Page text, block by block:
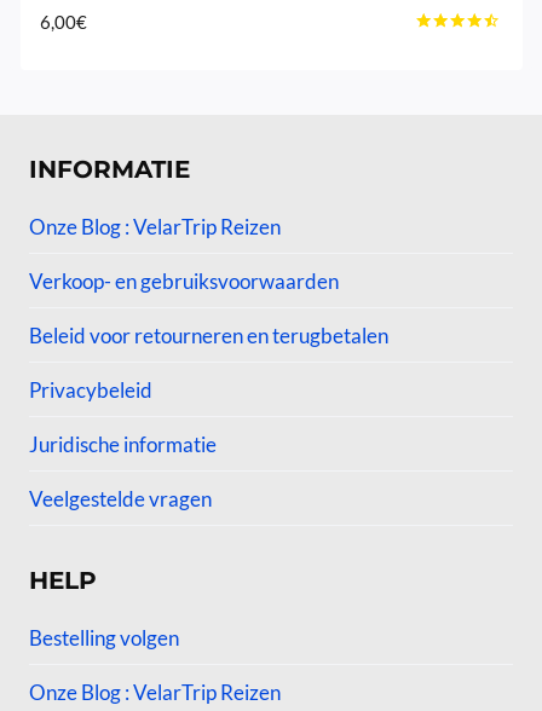
6,00€
INFORMATIE
Onze Blog : VelarTrip Reizen
Verkoop- en gebruiksvoorwaarden
Beleid voor retourneren en terugbetalen
Privacybeleid
Juridische informatie
Veelgestelde vragen
HELP
Bestelling volgen
Onze Blog : VelarTrip Reizen